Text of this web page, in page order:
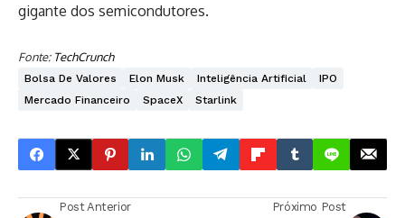
gigante dos semicondutores.
Fonte: TechCrunch
Bolsa De Valores Elon Musk Inteligência Artificial
IPO
Mercado Financeiro
SpaceX Starlink
Post Anterior Próximo Post